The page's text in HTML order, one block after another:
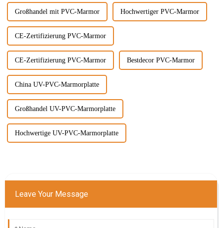
Großhandel mit PVC-Marmor Hochwertiger PVC-Marmor
CE-Zertifizierung PVC-Marmor
CE-Zertifizierung PVC-Marmor Bestdecor PVC-Marmor
China UV-PVC-Marmorplatte
Großhandel UV-PVC-Marmorplatte
Hochwertige UV-PVC-Marmorplatte
Leave Your Message